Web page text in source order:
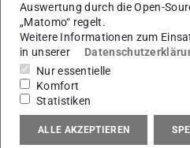
Prozesslernfabrik CiP
Analyse der
Zeitaufnahme
Aufnahme der Laufwege
Systematische
durch die Anwendung der
Transferaufgabe:
Auswertung durch die Open-
„Matomo“ regelt.
Weitere Informationen zum
in unserer
Nur essentielle
Komfort
Statistiken
ALLE AKZEPTIEREN